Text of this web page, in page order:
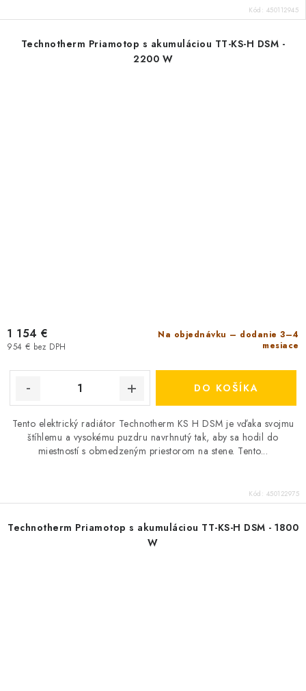
Kód: 450112945
Technotherm Priamotop s akumuláciou TT-KS-H DSM -
2200 W
Na objednávku – dodanie 3–4
mesiace
954 € bez DPH
1 154 €
DO KOŠÍKA
Tento elektrický radiátor Technotherm KS H DSM je vďaka svojmu
štíhlemu a vysokému puzdru navrhnutý tak, aby sa hodil do
miestností s obmedzeným priestorom na stene. Tento...
Kód: 450122975
Technotherm Priamotop s akumuláciou TT-KS-H DSM - 1800
W